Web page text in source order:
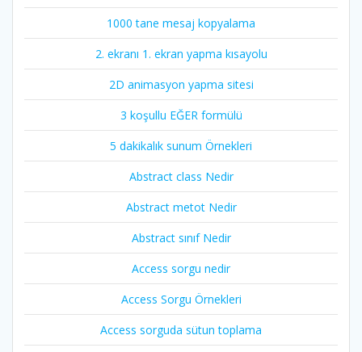
1000 tane mesaj kopyalama
2. ekranı 1. ekran yapma kısayolu
2D animasyon yapma sitesi
3 koşullu EĞER formülü
5 dakikalık sunum Örnekleri
Abstract class Nedir
Abstract metot Nedir
Abstract sınıf Nedir
Access sorgu nedir
Access Sorgu Örnekleri
Access sorguda sütun toplama